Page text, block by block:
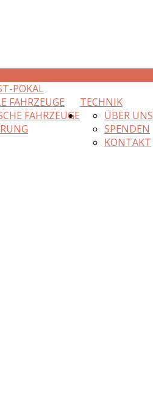
POKAL
TECHNIK
FAHRZEUGE
FAHRZEUGE
ÜBER UNS
SPENDEN
KONTAKT